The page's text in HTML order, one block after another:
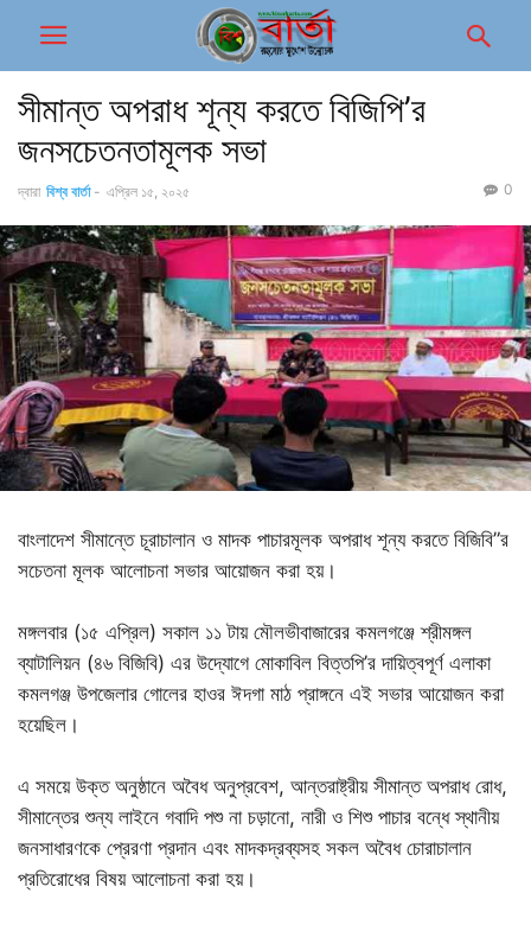
সীমান্ত অপরাধ শূন্য করতে বিজিপি’র
জনসচেতনতামূলক সভা
দ্বারা বিশ্ব বার্তা - এপ্রিল ১৫, ২০২৫ 0
বাংলাদেশ সীমান্তে চূরাচালান ও মাদক পাচারমূলক অপরাধ শূন্য করতে বিজিবি”র
সচেতনা মূলক আলোচনা সভার আয়োজন করা হয়।
মঙ্গলবার (১৫ এপ্রিল) সকাল ১১ টায় মৌলভীবাজারের কমলগঞ্জে শ্রীমঙ্গল
ব্যাটালিয়ন (৪৬ বিজিবি) এর উদ্যোগে মোকাবিল বিত্তপি’র দায়িত্বপূর্ণ এলাকা
কমলগঞ্জ উপজেলার গোলের হাওর ঈদগা মাঠ প্রাঙ্গনে এই সভার আয়োজন করা
হয়েছিল।
এ সময়ে উক্ত অনুষ্ঠানে অবৈধ অনুপ্রবেশ, আন্তরাষ্ট্রীয় সীমান্ত অপরাধ রোধ,
সীমান্তের শুন্য লাইনে গবাদি পশু না চড়ানো, নারী ও শিশু পাচার বন্ধে স্থানীয়
জনসাধারণকে প্রেরণা প্রদান এবং মাদকদ্রব্যসহ সকল অবৈধ চোরাচালান
প্রতিরোধের বিষয় আলোচনা করা হয়।